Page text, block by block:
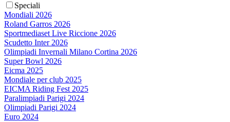
Speciali
Mondiali 2026
Roland Garros 2026
Sportmediaset Live Riccione 2026
Scudetto Inter 2026
Olimpiadi Invernali Milano Cortina 2026
Super Bowl 2026
Eicma 2025
Mondiale per club 2025
EICMA Riding Fest 2025
Paralimpiadi Parigi 2024
Olimpiadi Parigi 2024
Euro 2024